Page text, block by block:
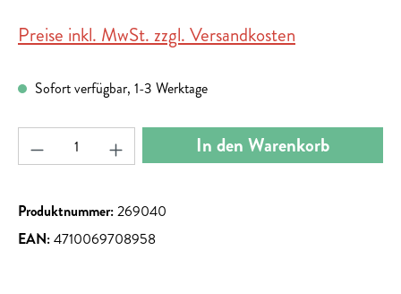
Preise inkl. MwSt. zzgl. Versandkosten
Sofort verfügbar, 1-3 Werktage
Produkt Anzahl: Gib den gewünschten Wert ein
In den Warenkorb
Produktnummer:269040
EAN:4710069708958